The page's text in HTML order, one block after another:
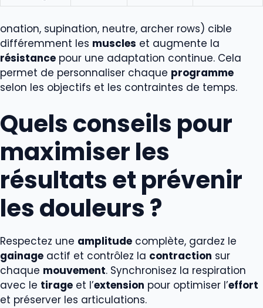
onation, supination, neutre, archer rows) cible
différemment les muscles et augmente la
résistance pour une adaptation continue. Cela
permet de personnaliser chaque programme
selon les objectifs et les contraintes de temps.
Quels conseils pour
maximiser les
résultats et prévenir
les douleurs ?
Respectez une amplitude complète, gardez le
gainage actif et contrôlez la contraction sur
chaque mouvement. Synchronisez la respiration
avec le tirage et l’extension pour optimiser l’effort
et préserver les articulations.